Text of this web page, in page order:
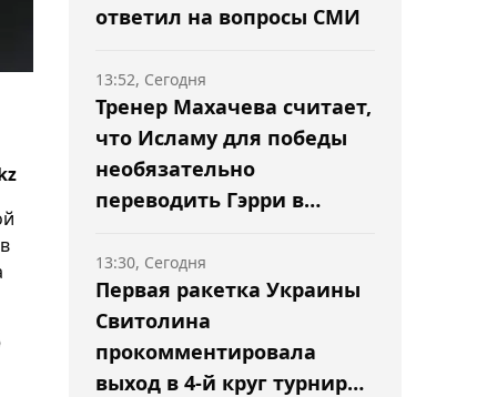
ответил на вопросы СМИ
Тренер Махачева считает,
что Исламу для победы
необязательно
переводить Гэрри в
13:52, Сегодня
Первая ракетка Украины
Свитолина
прокомментировала
выход в 4-й круг турнира
13:30, Сегодня